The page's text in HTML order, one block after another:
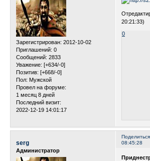
Зарегистрирован: 2012-10-02
Приглашений: 0
Сообщений: 2833
Уважение: [+634/-0]
Позитив: [+668/-0]
Пол: Мужской
Провел на форуме:
1 месяц 8 дней
Последний визит:
2022-12-19 14:01:17
20:21:33)
0
Поделиться
08:45:28
serg
Администратор